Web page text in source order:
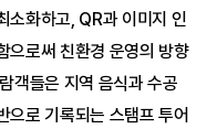
소화하고, QR과 이미지 인
으로써 친환경 운영의 방향
객들은 지역 음식과 수공
으로 기록되는 스탬프 투어